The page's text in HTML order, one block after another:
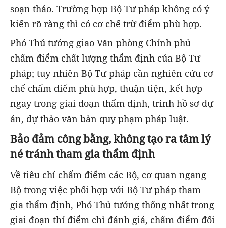
soạn thảo. Trường hợp Bộ Tư pháp không có ý
kiến rõ ràng thì có cơ chế trừ điểm phù hợp.
Phó Thủ tướng giao Văn phòng Chính phủ
chấm điểm chất lượng thẩm định của Bộ Tư
pháp; tuy nhiên Bộ Tư pháp cần nghiên cứu cơ
chế chấm điểm phù hợp, thuận tiện, kết hợp
ngay trong giai đoạn thẩm định, trình hồ sơ dự
án, dự thảo văn bản quy phạm pháp luật.
Bảo đảm công bằng, không tạo ra tâm lý
né tránh tham gia thẩm định
Về tiêu chí chấm điểm các Bộ, cơ quan ngang
Bộ trong việc phối hợp với Bộ Tư pháp tham
gia thẩm định, Phó Thủ tướng thống nhất trong
giai đoạn thí điểm chỉ đánh giá, chấm điểm đối